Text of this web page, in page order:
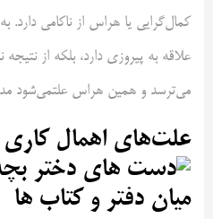
کمال‌گرایی یا هراس از ناکامی دارد.
علاقه به پیروزی دارد، بلکه از نتیجه
می‌ترسد و همین هراس علتمی‌شود مدام
علت‌های اهمال